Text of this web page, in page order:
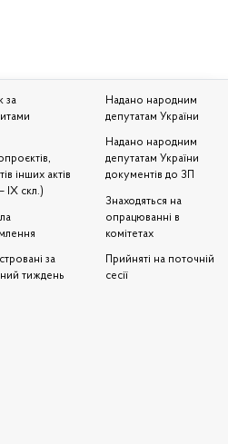
за
інших актів
IX скл.)
за
тиждень
Надано народним
депутатам України
Надано народним
депутатам України
документів до ЗП
Знаходяться на
опрацюванні в
комітетах
Прийняті на поточній
сесії